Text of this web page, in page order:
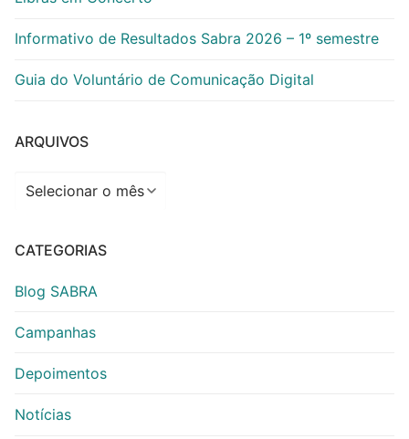
Informativo de Resultados Sabra 2026 – 1º semestre
Guia do Voluntário de Comunicação Digital
ARQUIVOS
Arquivos
CATEGORIAS
Blog SABRA
Campanhas
Depoimentos
Notícias